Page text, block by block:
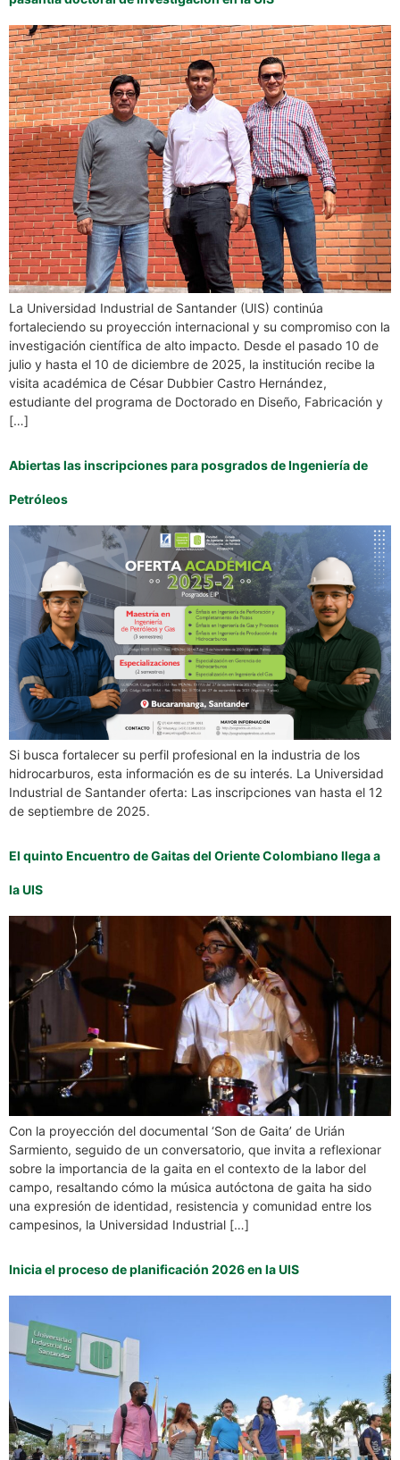
La Universidad Industrial de Santander (UIS) continúa
fortaleciendo su proyección internacional y su compromiso con la
investigación científica de alto impacto. Desde el pasado 10 de
julio y hasta el 10 de diciembre de 2025, la institución recibe la
visita académica de César Dubbier Castro Hernández,
estudiante del programa de Doctorado en Diseño, Fabricación y
[…]
Abiertas las inscripciones para posgrados de Ingeniería de
Petróleos
Si busca fortalecer su perfil profesional en la industria de los
hidrocarburos, esta información es de su interés. La Universidad
Industrial de Santander oferta: Las inscripciones van hasta el 12
de septiembre de 2025.
El quinto Encuentro de Gaitas del Oriente Colombiano llega a
la UIS
Con la proyección del documental ‘Son de Gaita’ de Urián
Sarmiento, seguido de un conversatorio, que invita a reflexionar
sobre la importancia de la gaita en el contexto de la labor del
campo, resaltando cómo la música autóctona de gaita ha sido
una expresión de identidad, resistencia y comunidad entre los
campesinos, la Universidad Industrial […]
Inicia el proceso de planificación 2026 en la UIS